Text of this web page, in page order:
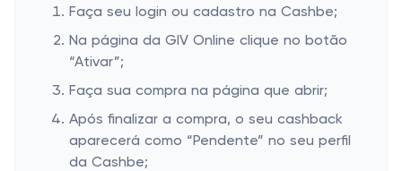
Faça seu login ou cadastro na Cashbe;
Na página da GIV Online clique no botão
“Ativar”;
Faça sua compra na página que abrir;
Após finalizar a compra, o seu cashback
aparecerá como “Pendente” no seu perfil
da Cashbe;